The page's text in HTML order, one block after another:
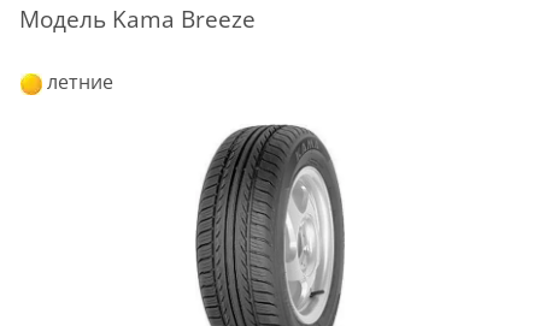
Модель Kama Breeze
летние